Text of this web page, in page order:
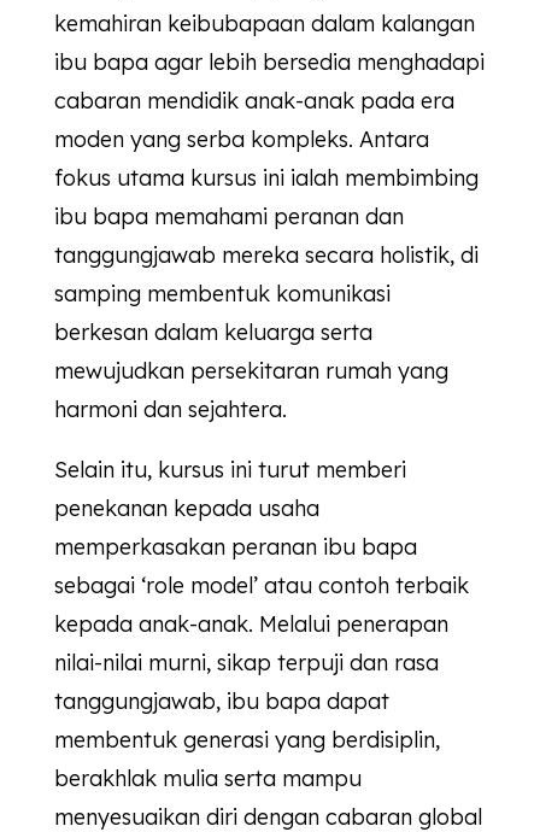
kemahiran keibubapaan dalam kalangan
ibu bapa agar lebih bersedia menghadapi
cabaran mendidik anak-anak pada era
moden yang serba kompleks. Antara
fokus utama kursus ini ialah membimbing
ibu bapa memahami peranan dan
tanggungjawab mereka secara holistik, di
samping membentuk komunikasi
berkesan dalam keluarga serta
mewujudkan persekitaran rumah yang
harmoni dan sejahtera.
Selain itu, kursus ini turut memberi
penekanan kepada usaha
memperkasakan peranan ibu bapa
sebagai ‘role model’ atau contoh terbaik
kepada anak-anak. Melalui penerapan
nilai-nilai murni, sikap terpuji dan rasa
tanggungjawab, ibu bapa dapat
membentuk generasi yang berdisiplin,
berakhlak mulia serta mampu
menyesuaikan diri dengan cabaran global